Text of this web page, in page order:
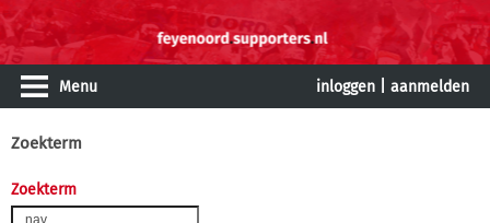
Menu inloggen aanmelden
Zoekterm
Zoekterm